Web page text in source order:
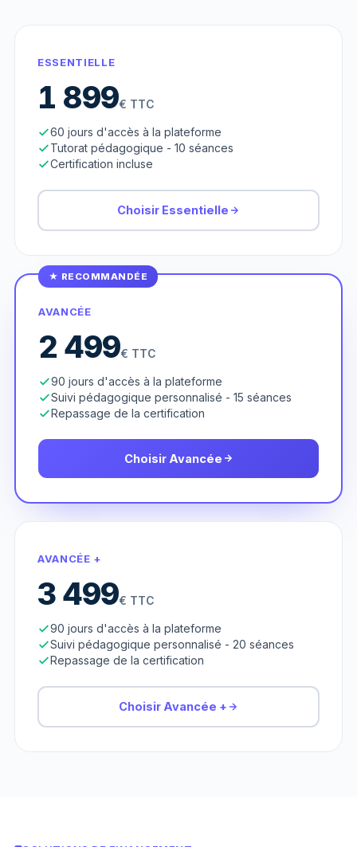
ESSENTIELLE
1 899€ TTC
60 jours d'accès à la plateforme
Tutorat pédagogique - 10 séances
Certification incluse
Choisir Essentielle
★ RECOMMANDÉE
AVANCÉE
2 499€ TTC
90 jours d'accès à la plateforme
Suivi pédagogique personnalisé - 15 séances
Repassage de la certification
Choisir Avancée
AVANCÉE +
3 499€ TTC
90 jours d'accès à la plateforme
Suivi pédagogique personnalisé - 20 séances
Repassage de la certification
Choisir Avancée +